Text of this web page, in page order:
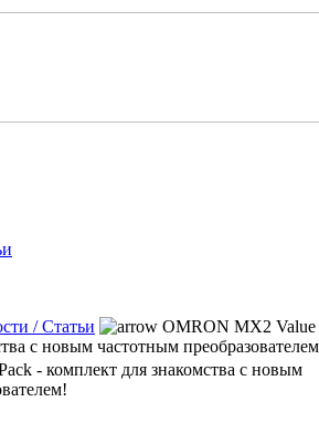
/ Статьи
OMRON MX2 Value
с новым частотным
- комплект для знакомства с новым